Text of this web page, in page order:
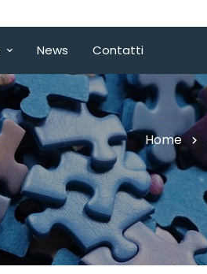
News Contatti
Home